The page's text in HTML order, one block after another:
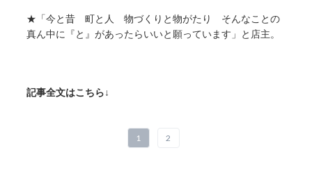
★「今と昔 町と人 物づくりと物がたり そんなことの
真ん中に『と』があったらいいと願っています」と店主。
記事全文はこちら↓
1 2